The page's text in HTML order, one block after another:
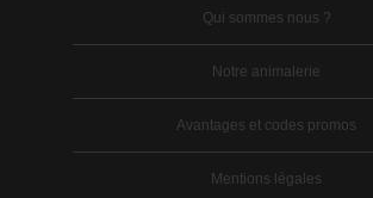
Qui sommes nous ?
Notre animalerie
Avantages et codes promos
Mentions légales